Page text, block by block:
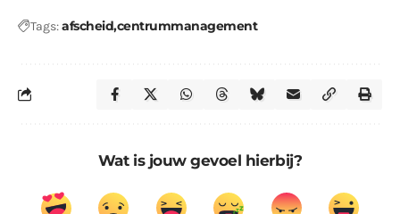
Tags:afscheidcentrummanagement
Wat is jouw gevoel hierbij?